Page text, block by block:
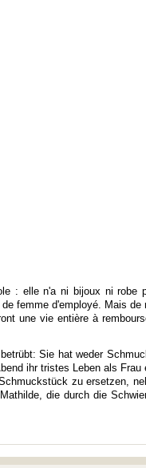
: elle n'a ni bijoux ni robe
femme d'employé. Mais
une vie entière à
Sie hat weder
ihr tristes Leben als
zu ersetzen,
die durch die